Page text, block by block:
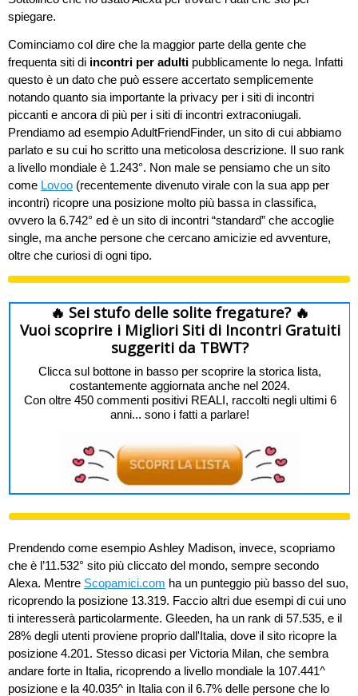
spiegare.
Cominciamo col dire che la maggior parte della gente che
frequenta siti di incontri per adulti pubblicamente lo nega. Infatti
questo è un dato che può essere accertato semplicemente
notando quanto sia importante la privacy per i siti di incontri
piccanti e ancora di più per i siti di incontri extraconiugali.
Prendiamo ad esempio AdultFriendFinder, un sito di cui abbiamo
parlato e su cui ho scritto una meticolosa descrizione. Il suo rank
a livello mondiale è 1.243°. Non male se pensiamo che un sito
come Lovoo (recentemente divenuto virale con la sua app per
incontri) ricopre una posizione molto più bassa in classifica,
ovvero la 6.742° ed è un sito di incontri “standard” che accoglie
single, ma anche persone che cercano amicizie ed avventure,
oltre che curiosi di ogni tipo.
🔥 Sei stufo delle solite fregature? 🔥
Vuoi scoprire i Migliori Siti di Incontri Gratuiti
suggeriti da TBWT?
Clicca sul bottone in basso per scoprire la storica lista,
costantemente aggiornata anche nel 2024.
Con oltre 450 commenti positivi REALI, raccolti negli ultimi 6
anni... sono i fatti a parlare!
Prendendo come esempio Ashley Madison, invece, scopriamo
che è l’11.532° sito più cliccato del mondo, sempre secondo
Alexa. Mentre Scopamici.com ha un punteggio più basso del suo,
ricoprendo la posizione 13.319. Faccio altri due esempi di cui uno
ti interesserà particolarmente. Gleeden, ha un rank di 57.535, e il
28% degli utenti proviene proprio dall'Italia, dove il sito ricopre la
posizione 4.201. Stesso dicasi per Victoria Milan, che sembra
andare forte in Italia, ricoprendo a livello mondiale la 107.441^
posizione e la 40.035^ in Italia con il 6.7% delle persone che lo